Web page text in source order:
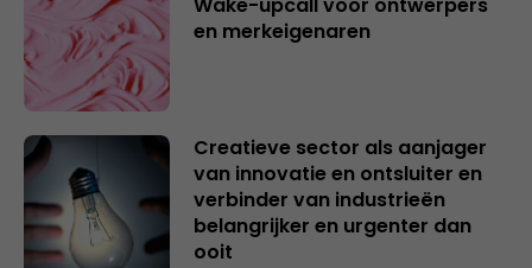
en merkeigenaren
Creatieve sector als aanjager
van innovatie en ontsluiter en
verbinder van industrieën
belangrijker en urgenter dan
ooit